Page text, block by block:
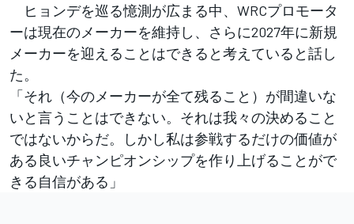
ヒョンデを巡る憶測が広まる中、WRCプロモータ
ーは現在のメーカーを維持し、さらに2027年に新規
メーカーを迎えることはできると考えていると話し
た。
「それ（今のメーカーが全て残ること）が間違いな
いと言うことはできない。それは我々の決めること
ではないからだ。しかし私は参戦するだけの価値が
ある良いチャンピオンシップを作り上げることがで
きる自信がある」